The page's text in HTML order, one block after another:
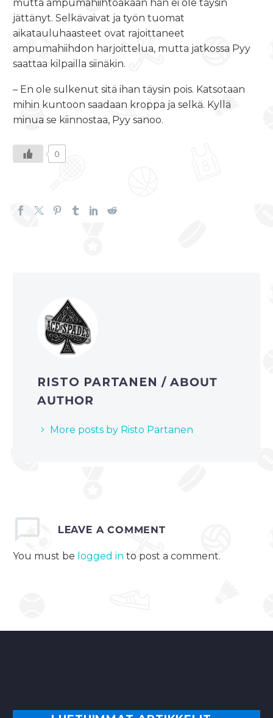
mutta ampumahiihtoakaan hän ei ole täysin
jättänyt. Selkävaivat ja työn tuomat
aikatauluhaasteet ovat rajoittaneet
ampumahiihdon harjoittelua, mutta jatkossa Pyy
saattaa kilpailla siinäkin.
– En ole sulkenut sitä ihan täysin pois. Katsotaan
mihin kuntoon saadaan kroppa ja selkä. Kyllä
minua se kiinnostaa, Pyy sanoo.
0
RISTO PARTANEN/ ABOUT
AUTHOR
More posts by Risto Partanen
LEAVE A COMMENT
You must be logged in to post a comment.